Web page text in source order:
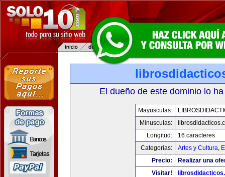
El dueño de este dominio lo
Mayusculas:
Minusculas:
Longitud:
16 caracteres
Categorias:
Artes y Cultura,
Precio:
Realizar una
Visitar!